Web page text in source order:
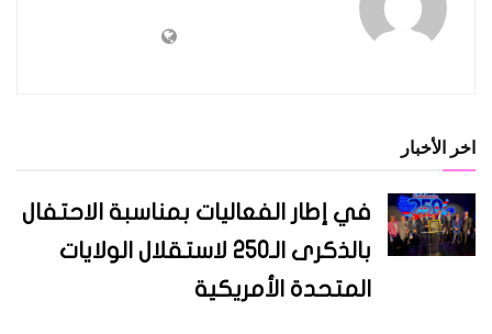
اخر الأخبار
في إطار الفعاليات بمناسبة الاحتفال
بالذكرى الـ250 لاستقلال الولايات
المتحدة الأمريكية